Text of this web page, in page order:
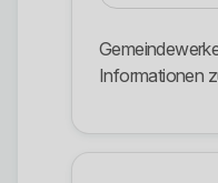
Informationen